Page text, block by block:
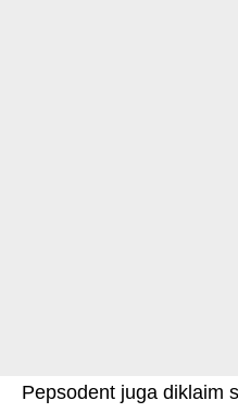
Pepsodent juga diklaim